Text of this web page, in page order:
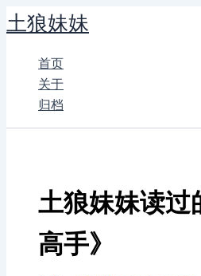
跳
至
土狼妹妹
首页
关于
归档
土狼妹妹读过
高手》